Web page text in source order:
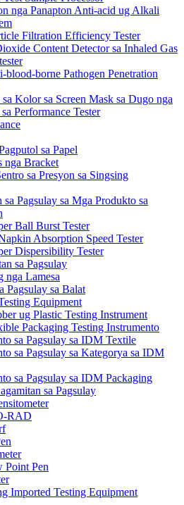
nga Panapton Anti-acid ug Alkali
Filtration Efficiency Tester
Content Detector sa Inhaled Gas
blood-borne Pathogen Penetration
Kolor sa Screen Mask sa Dugo nga
Performance Tester
sa Papel
nga Bracket
sa Presyon sa Singsing
Pagsulay sa Mga Produkto sa
Ball Burst Tester
Absorption Speed ​​Tester
Dispersibility Tester
sa Pagsulay
nga Lamesa
Pagsulay sa Balat
Equipment
ug Plastic Testing Instrument
Packaging Testing Instrumento
sa Pagsulay sa IDM Textile
sa Pagsulay sa Kategorya sa IDM
sa Pagsulay sa IDM Packaging
sa Pagsulay
RAD
Point Pen
Imported Testing Equipment